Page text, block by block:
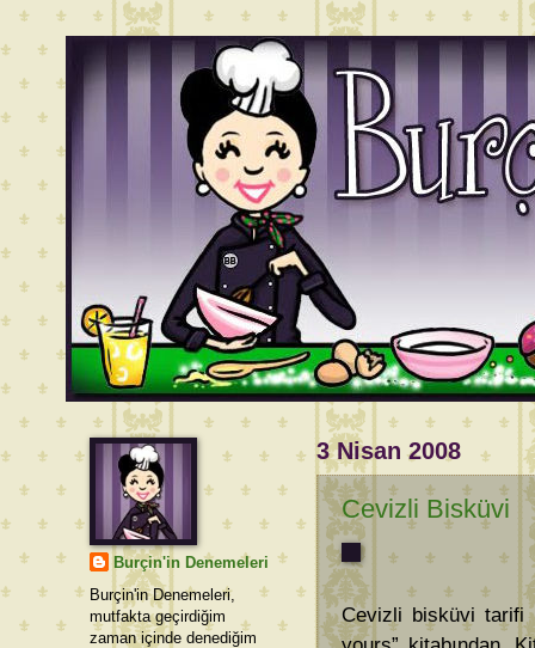
3 Nisan 2008
Cevizli Bisküvi
Cevizli bisküvi tarifi
Burçin'in Denemeleri
Burçin'in Denemeleri,
mutfakta geçirdiğim
zaman içinde denediğim